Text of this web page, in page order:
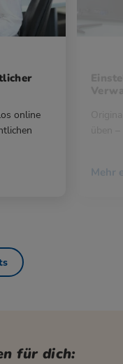
online
Mehr
für dich: